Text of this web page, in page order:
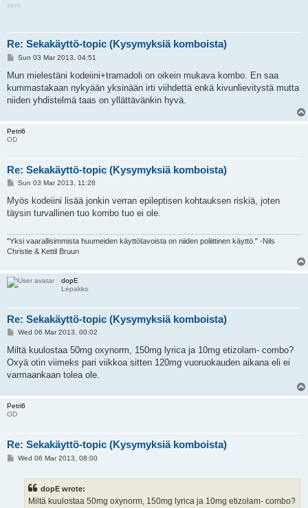
zerk
Re: Sekakäyttö-topic (Kysymyksiä komboista)
P
s
Sun 03 Mar 2013, 04:51
Mun mielestäni kodeiini+tramadoli on oikein mukava kombo. En saa
kummastakaan nykyään yksinään irti viihdettä enkä kivunlievitystä mutta
niiden yhdistelmä taas on yllättävänkin hyvä.
Petri6
OD
Re: Sekakäyttö-topic (Kysymyksiä komboista)
P
s
t
Sun 03 Mar 2013, 11:28
Myös kodeiini lisää jonkin verran epileptisen kohtauksen riskiä, joten
täysin turvallinen tuo kombo tuo ei ole.
"Yksi vaarallisimmista huumeiden käyttötavoista on niiden poliittinen käyttö." -Nils
Christie & Kettil Bruun
dopE
Lepakko
Re: Sekakäyttö-topic (Kysymyksiä komboista)
P
s
Wed 06 Mar 2013, 00:02
Miltä kuulostaa 50mg oxynorm, 150mg lyrica ja 10mg etizolam- combo?
Oxyä otin viimeks pari viikkoa sitten 120mg vuoruokauden aikana eli ei
varmaankaan tolea ole.
Petri6
OD
Re: Sekakäyttö-topic (Kysymyksiä komboista)
PWed 06 Mar 2013, 08:00
dopE wrote:
Miltä kuulostaa 50mg oxynorm, 150mg lyrica ja 10mg etizolam- combo?